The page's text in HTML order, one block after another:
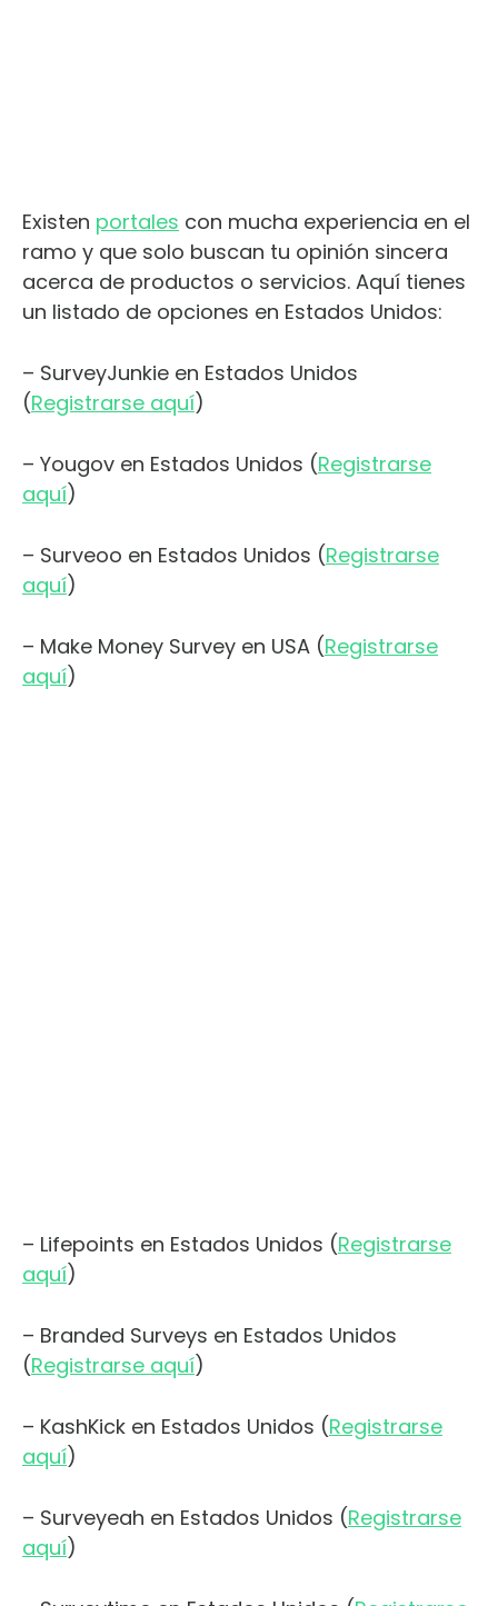
Existen portales con mucha experiencia en el
ramo y que solo buscan tu opinión sincera
acerca de productos o servicios. Aquí tienes
un listado de opciones en Estados Unidos:
– SurveyJunkie en Estados Unidos
(Registrarse aquí)
– Yougov en Estados Unidos (Registrarse
aquí)
– Surveoo en Estados Unidos (Registrarse
aquí)
– Make Money Survey en USA (Registrarse
aquí)
– Lifepoints en Estados Unidos (Registrarse
aquí)
– Branded Surveys en Estados Unidos
(Registrarse aquí)
– KashKick en Estados Unidos (Registrarse
aquí)
– Surveyeah en Estados Unidos (Registrarse
aquí)